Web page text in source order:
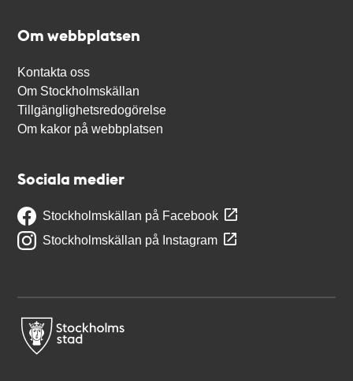
Om webbplatsen
Kontakta oss
Om Stockholmskällan
Tillgänglighetsredogörelse
Om kakor på webbplatsen
Sociala medier
Stockholmskällan på Facebook
Stockholmskällan på Instagram